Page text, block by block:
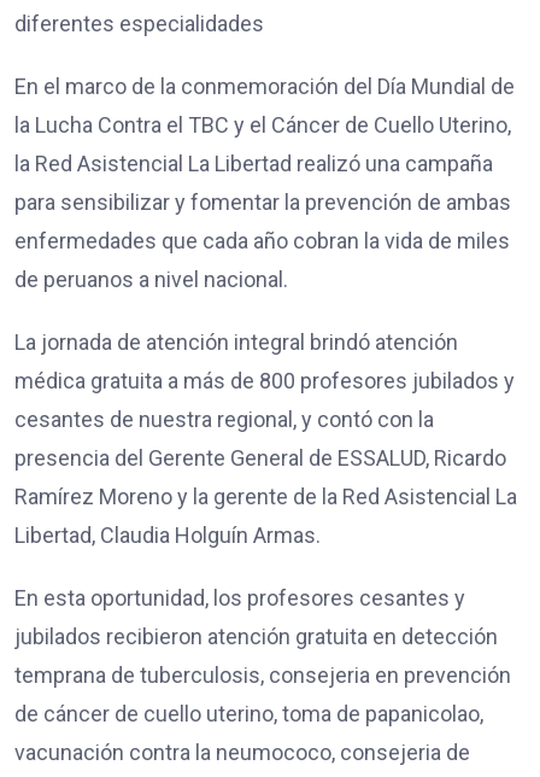
diferentes especialidades
En el marco de la conmemoración del Día Mundial de
la Lucha Contra el TBC y el Cáncer de Cuello Uterino,
la Red Asistencial La Libertad realizó una campaña
para sensibilizar y fomentar la prevención de ambas
enfermedades que cada año cobran la vida de miles
de peruanos a nivel nacional.
La jornada de atención integral brindó atención
médica gratuita a más de 800 profesores jubilados y
cesantes de nuestra regional, y contó con la
presencia del Gerente General de ESSALUD, Ricardo
Ramírez Moreno y la gerente de la Red Asistencial La
Libertad, Claudia Holguín Armas.
En esta oportunidad, los profesores cesantes y
jubilados recibieron atención gratuita en detección
temprana de tuberculosis, consejeria en prevención
de cáncer de cuello uterino, toma de papanicolao,
vacunación contra la neumococo, consejeria de